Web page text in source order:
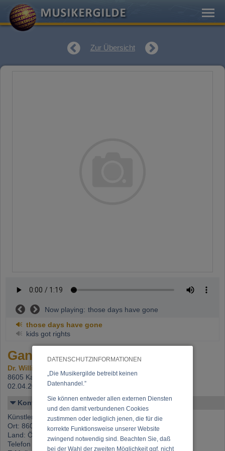
DATENSCHUTZINFORMATIONEN
„Die Musikergilde betreibt keinen
Datenhandel.”
Sie können entweder allen externen Diensten
und den damit verbundenen Cookies
zustimmen oder lediglich jenen, die für die
korrekte Funktionsweise unserer Website
zwingend notwendig sind. Beachten Sie, daß
bei der Wahl der zweiten Möglichkeit ggf. nicht
Zur Übersicht
Now playing: those days have gone
those days have gone
kids got rights
Ganster, Willi
Dr. Willi Ganster
8605 Kapfenberg,
Beitritt: 19.10.1992, letzte Änderung:
02.04.2020
Kontakt
Künstlername: Ganster, Willi
Ort: 8605 Kapfenberg
Land: Österreich
Telefon 1: +43 (0)699 117 61 324